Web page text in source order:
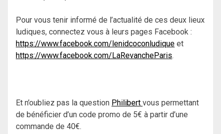
Pour vous tenir informé de l’actualité de ces deux lieux
ludiques, connectez vous à leurs pages Facebook :
https://www.facebook.com/lenidcoconludique et
https://www.facebook.com/LaRevancheParis.
Et n’oubliez pas la question Philibert vous permettant
de bénéficier d’un code promo de 5€ à partir d’une
commande de 40€.